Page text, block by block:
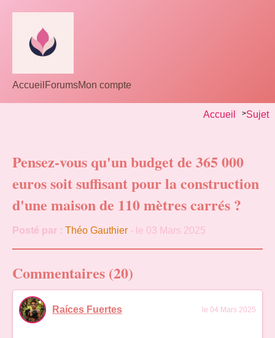
Accueil ForumsMon compte
Accueil >Sujet
Pensez-vous qu'un budget de 365 000
euros soit suffisant pour la construction
d'une maison de 110 mètres carrés ?
Posté par : Théo Gauthier - le 03 Mars 2025
Commentaires (20)
Raíces Fuertes le 04 Mars 2025